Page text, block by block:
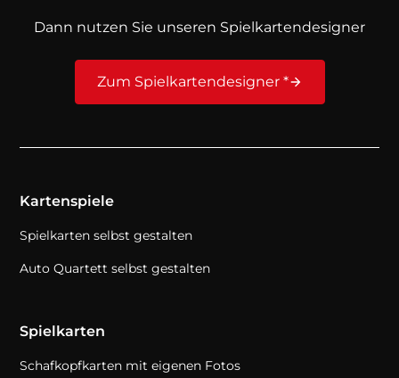
Dann nutzen Sie unseren Spielkartendesigner
Zum Spielkartendesigner *
Kartenspiele
Spielkarten selbst gestalten
Auto Quartett selbst gestalten
Spielkarten
Schafkopfkarten mit eigenen Fotos